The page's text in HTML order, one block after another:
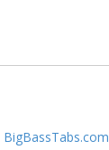
BigBassTabs.com